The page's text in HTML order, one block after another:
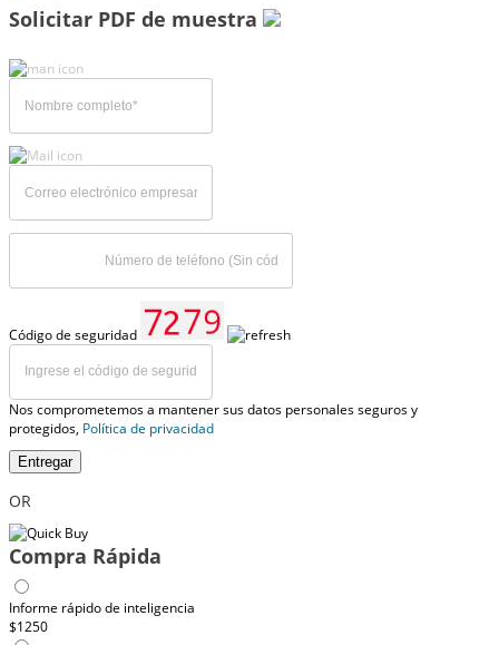
Solicitar PDF de muestra
Código de seguridad
Nos comprometemos a mantener sus datos personales seguros y
protegidos, Política de privacidad
Entregar
OR
Compra Rápida
Informe rápido de inteligencia
$1250